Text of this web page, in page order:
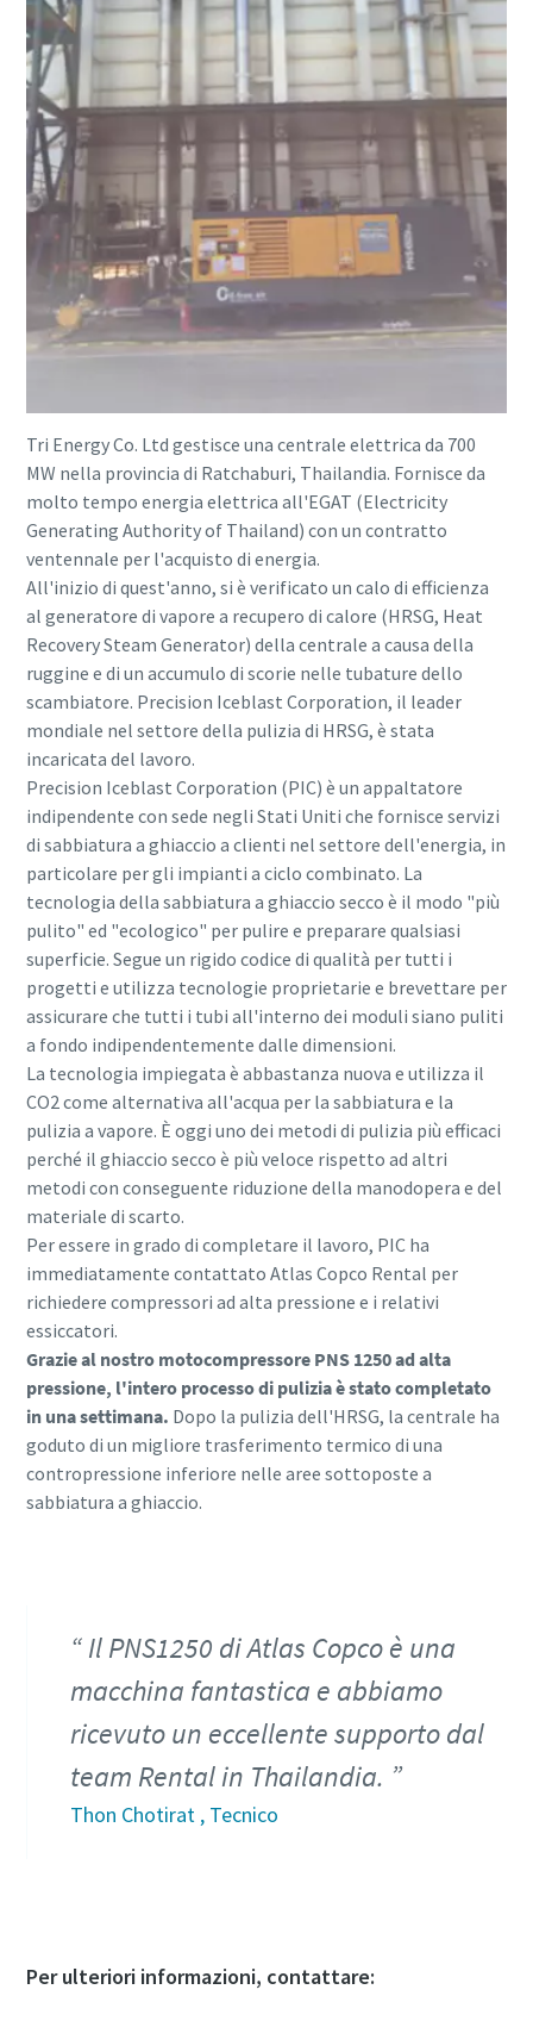
Tri Energy Co. Ltd gestisce una centrale elettrica da 700
MW nella provincia di Ratchaburi, Thailandia. Fornisce da
molto tempo energia elettrica all'EGAT (Electricity
Generating Authority of Thailand) con un contratto
ventennale per l'acquisto di energia.
All'inizio di quest'anno, si è verificato un calo di efficienza
al generatore di vapore a recupero di calore (HRSG, Heat
Recovery Steam Generator) della centrale a causa della
ruggine e di un accumulo di scorie nelle tubature dello
scambiatore. Precision Iceblast Corporation, il leader
mondiale nel settore della pulizia di HRSG, è stata
incaricata del lavoro.
Precision Iceblast Corporation (PIC) è un appaltatore
indipendente con sede negli Stati Uniti che fornisce servizi
di sabbiatura a ghiaccio a clienti nel settore dell'energia, in
particolare per gli impianti a ciclo combinato. La
tecnologia della sabbiatura a ghiaccio secco è il modo "più
pulito" ed "ecologico" per pulire e preparare qualsiasi
superficie. Segue un rigido codice di qualità per tutti i
progetti e utilizza tecnologie proprietarie e brevettare per
assicurare che tutti i tubi all'interno dei moduli siano puliti
a fondo indipendentemente dalle dimensioni.
La tecnologia impiegata è abbastanza nuova e utilizza il
CO2 come alternativa all'acqua per la sabbiatura e la
pulizia a vapore. È oggi uno dei metodi di pulizia più efficaci
perché il ghiaccio secco è più veloce rispetto ad altri
metodi con conseguente riduzione della manodopera e del
materiale di scarto.
Per essere in grado di completare il lavoro, PIC ha
immediatamente contattato Atlas Copco Rental per
richiedere compressori ad alta pressione e i relativi
essiccatori.
Grazie al nostro motocompressore PNS 1250 ad alta
pressione, l'intero processo di pulizia è stato completato
in una settimana. Dopo la pulizia dell'HRSG, la centrale ha
goduto di un migliore trasferimento termico di una
contropressione inferiore nelle aree sottoposte a
sabbiatura a ghiaccio.
Il PNS1250 di Atlas Copco è una
macchina fantastica e abbiamo
ricevuto un eccellente supporto dal
team Rental in Thailandia.
Thon Chotirat , Tecnico
Per ulteriori informazioni, contattare: